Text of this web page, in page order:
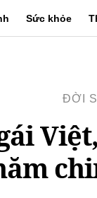
Sức khỏe
ĐỜI